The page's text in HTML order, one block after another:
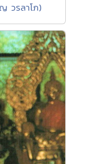
วรลาโภ)